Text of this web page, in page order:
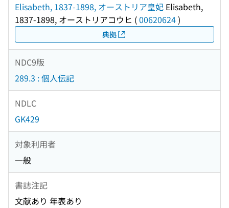
Elisabeth, 1837-1898, オーストリア皇妃 Elisabeth,
1837-1898, オーストリアコウヒ (00620624)
典拠
NDC9版
289.3 : 個人伝記
NDLC
GK429
対象利用者
一般
書誌注記
文献あり 年表あり